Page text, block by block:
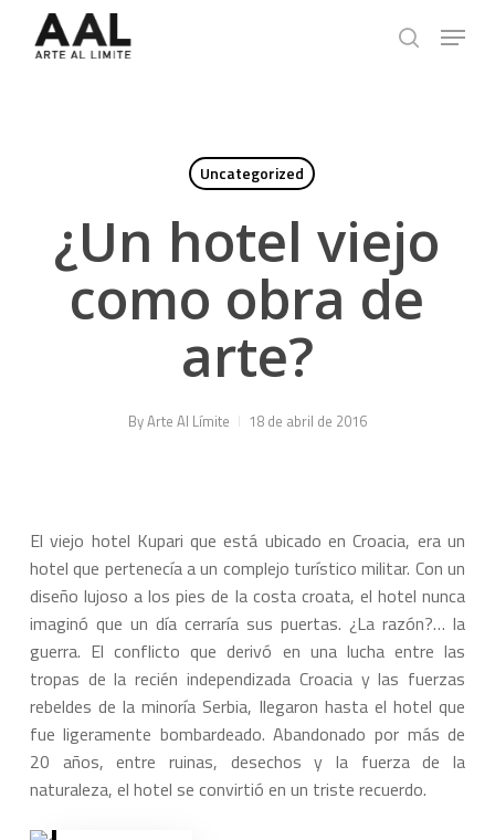
search
Menu
Uncategorized
¿Un hotel viejo
como obra de
arte?
ByArte Al Límite 18 de abril de 2016
El viejo hotel Kupari que está ubicado en Croacia, era un
hotel que pertenecía a un complejo turístico militar. Con un
diseño lujoso a los pies de la costa croata, el hotel nunca
imaginó que un día cerraría sus puertas. ¿La razón?… la
guerra. El conflicto que derivó en una lucha entre las
tropas de la recién independizada Croacia y las fuerzas
rebeldes de la minoría Serbia, llegaron hasta el hotel que
fue ligeramente bombardeado. Abandonado por más de
20 años, entre ruinas, desechos y la fuerza de la
naturaleza, el hotel se convirtió en un triste recuerdo.